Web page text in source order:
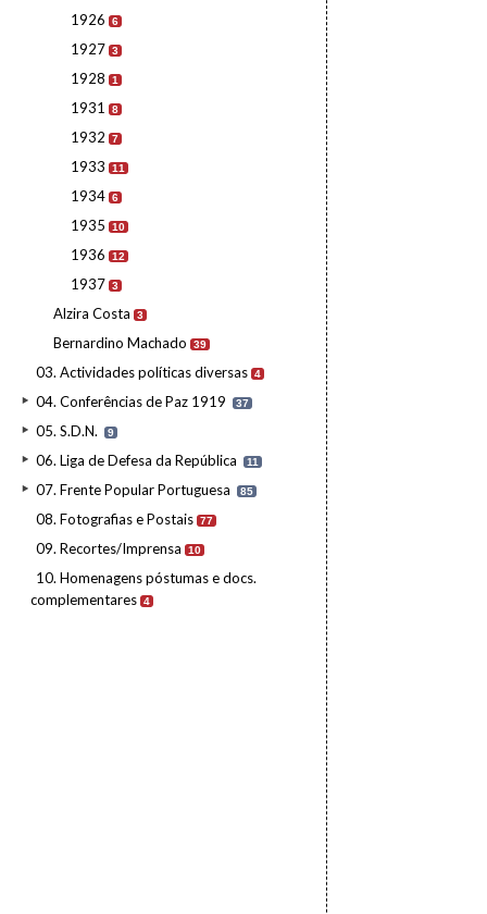
1926 6
1927 3
1928 1
1931 8
1932 7
1933 11
1934 6
1935 10
1936 12
1937 3
Alzira Costa 3
Bernardino Machado 39
03. Actividades políticas diversas 4
04. Conferências de Paz 1919 37
05. S.D.N. 9
06. Liga de Defesa da República 11
07. Frente Popular Portuguesa 85
08. Fotografias e Postais 77
09. Recortes/Imprensa 10
10. Homenagens póstumas e docs.
complementares 4